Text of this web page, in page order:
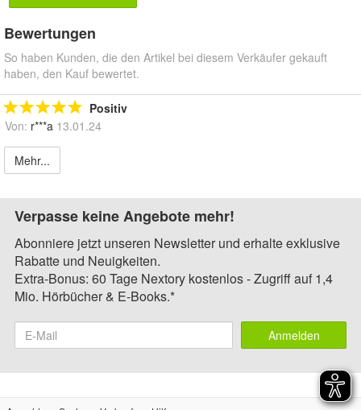
Bewertungen
So haben Kunden, die den Artikel bei diesem Verkäufer gekauft
haben, den Kauf bewertet.
Positiv
Von: r***a 13.01.24
Mehr...
Verpasse keine Angebote mehr!
Abonniere jetzt unseren Newsletter und erhalte exklusive
Rabatte und Neuigkeiten.
Extra-Bonus: 60 Tage Nextory kostenlos - Zugriff auf 1,4
Mio. Hörbücher & E-Books.*
Anmelden